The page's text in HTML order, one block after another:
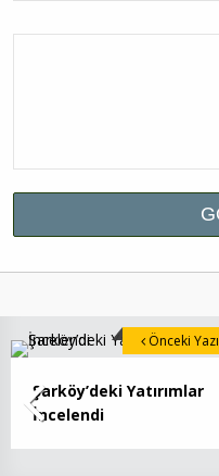
Şarköy’deki Yatırımlar
İncelendi
Önceki Yazı